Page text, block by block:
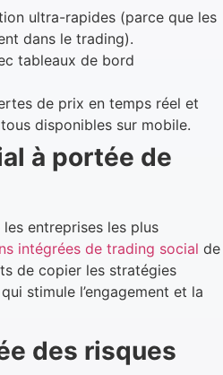
ultra-rapides (parce que les
dans le trading).
tableaux de bord
de prix en temps réel et
disponibles sur mobile.
à portée de
entreprises les plus
intégrées de trading social de
de copier les stratégies
stimule l’engagement et la
des risques